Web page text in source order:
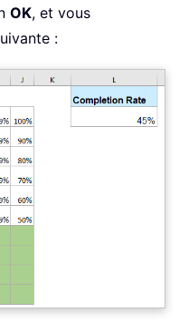
OK, et vous
: